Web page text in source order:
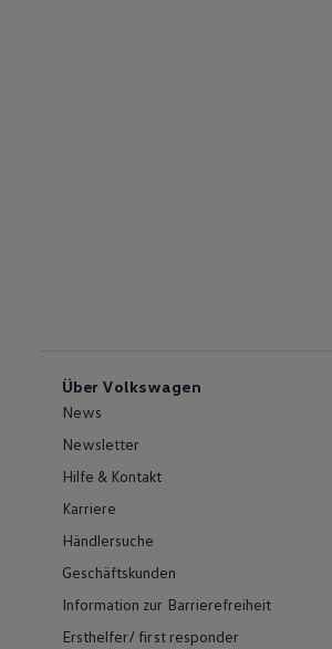
Über Volkswagen
News
Newsletter
Hilfe & Kontakt
Karriere
Händlersuche
Geschäftskunden
Information zur Barrierefreiheit
Ersthelfer/ first responder